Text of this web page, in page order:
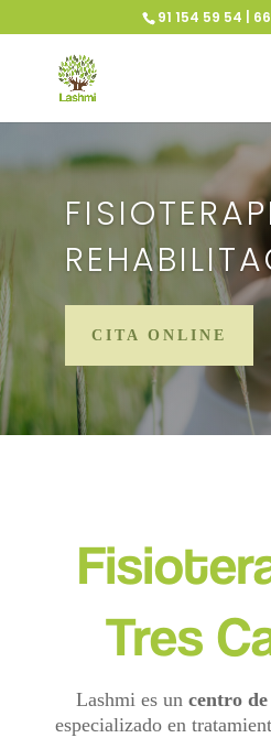
91 154 59 54 |
CITA ONLINE
Tres
Lashmi es un centro
especializado en